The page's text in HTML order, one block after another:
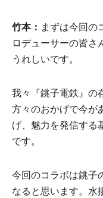
竹本： まずは今回の
ロデューサーの皆さ
うれしいです。
我々『銚子電鉄』の
方々のおかげで今が
げ、魅力を発信する
です。
今回のコラボは銚子
なると思います。水